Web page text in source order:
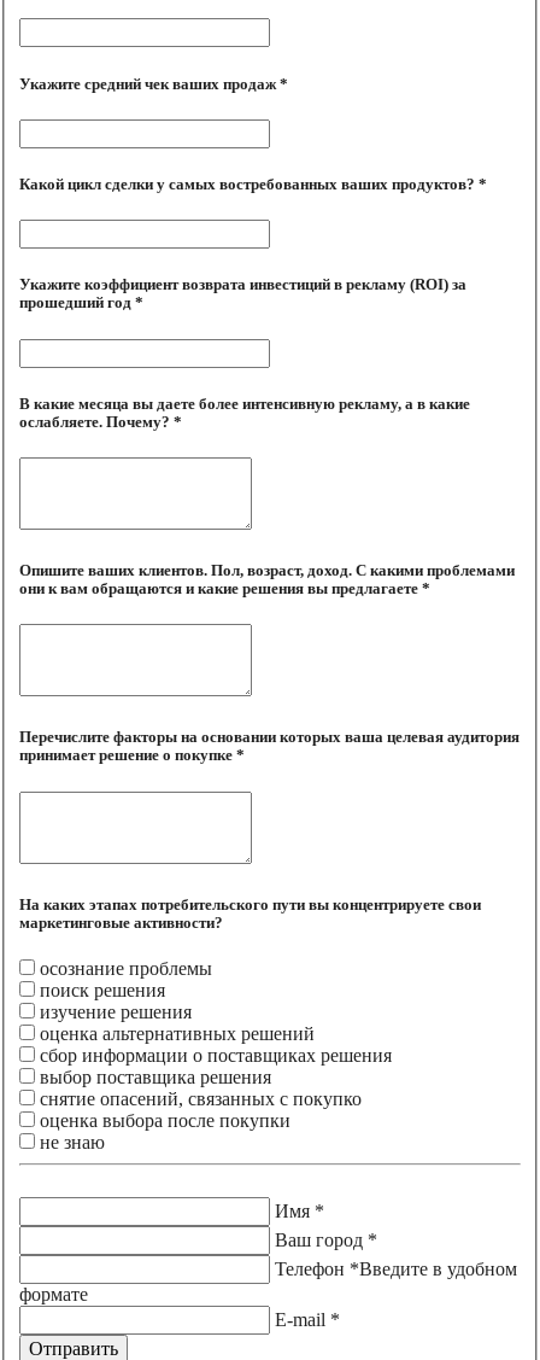
Укажите средний чек ваших продаж *
Какой цикл сделки у самых востребованных ваших продуктов? *
Укажите коэффициент возврата инвестиций в рекламу (ROI) за
прошедший год *
В какие месяца вы даете более интенсивную рекламу, а в какие
ослабляете. Почему? *
Опишите ваших клиентов. Пол, возраст, доход. С какими проблемами
они к вам обращаются и какие решения вы предлагаете *
Перечислите факторы на основании которых ваша целевая аудитория
принимает решение о покупке *
На каких этапах потребительского пути вы концентрируете свои
маркетинговые активности?
осознание проблемы
поиск решения
изучение решения
оценка альтернативных решений
сбор информации о поставщиках решения
выбор поставщика решения
снятие опасений, связанных с покупко
оценка выбора после покупки
не знаю
Имя *
Ваш город *
Телефон *Введите в удобном
формате
E-mail *
Отправить